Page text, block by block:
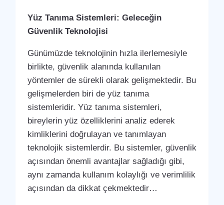
Yüz Tanıma Sistemleri: Geleceğin
Güvenlik Teknolojisi
Günümüzde teknolojinin hızla ilerlemesiyle
birlikte, güvenlik alanında kullanılan
yöntemler de sürekli olarak gelişmektedir. Bu
gelişmelerden biri de yüz tanıma
sistemleridir. Yüz tanıma sistemleri,
bireylerin yüz özelliklerini analiz ederek
kimliklerini doğrulayan ve tanımlayan
teknolojik sistemlerdir. Bu sistemler, güvenlik
açısından önemli avantajlar sağladığı gibi,
aynı zamanda kullanım kolaylığı ve verimlilik
açısından da dikkat çekmektedir…